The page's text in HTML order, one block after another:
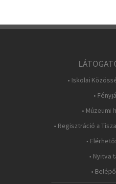
• Iskolai
•
• Múzeumi
• Regisztráció a
•
• Nyitva
•